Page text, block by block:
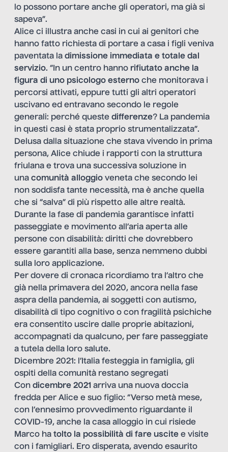
lo possono portare anche gli operatori, ma già si
sapeva”.
Alice ci illustra anche casi in cui ai genitori che
hanno fatto richiesta di portare a casa i figli veniva
paventata la dimissione immediata e totale dal
servizio. “In un centro hanno rifiutato anche la
figura di uno psicologo esterno che monitorava i
percorsi attivati, eppure tutti gli altri operatori
uscivano ed entravano secondo le regole
generali: perché queste differenze? La pandemia
in questi casi è stata proprio strumentalizzata”.
Delusa dalla situazione che stava vivendo in prima
persona, Alice chiude i rapporti con la struttura
friulana e trova una successiva soluzione in
una comunità alloggio veneta che secondo lei
non soddisfa tante necessità, ma è anche quella
che si “salva” di più rispetto alle altre realtà.
Durante la fase di pandemia garantisce infatti
passeggiate e movimento all’aria aperta alle
persone con disabilità: diritti che dovrebbero
essere garantiti alla base, senza nemmeno dubbi
sulla loro applicazione.
Per dovere di cronaca ricordiamo tra l’altro che
già nella primavera del 2020, ancora nella fase
aspra della pandemia, ai soggetti con autismo,
disabilità di tipo cognitivo o con fragilità psichiche
era consentito uscire dalle proprie abitazioni,
accompagnati da qualcuno, per fare passeggiate
a tutela della loro salute.
Dicembre 2021: l’Italia festeggia in famiglia, gli
ospiti della comunità restano segregati
Con dicembre 2021 arriva una nuova doccia
fredda per Alice e suo figlio: “Verso metà mese,
con l’ennesimo provvedimento riguardante il
COVID-19, anche la casa alloggio in cui risiede
Marco ha tolto la possibilità di fare uscite e visite
con i famigliari. Ero disperata, avendo esaurito